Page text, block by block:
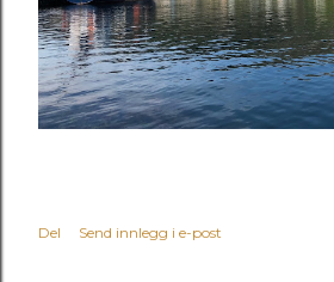
Del Send innlegg i e-post